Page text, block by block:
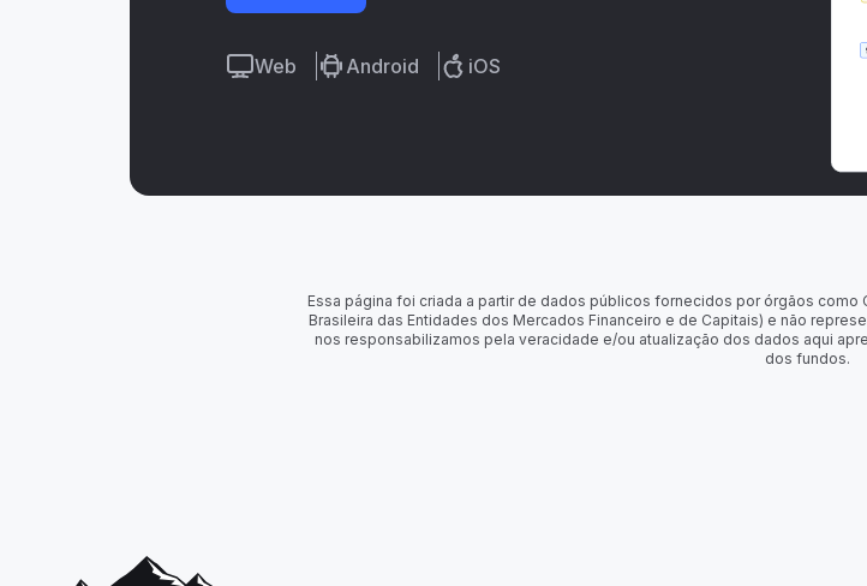
Web Android iOS
Essa página foi criada a partir de dados públicos fornecidos por órgãos como
Brasileira das Entidades dos Mercados Financeiro e de Capitais) e não
nos responsabilizamos pela veracidade e/ou atualização dos dados aqui
dos fundos.